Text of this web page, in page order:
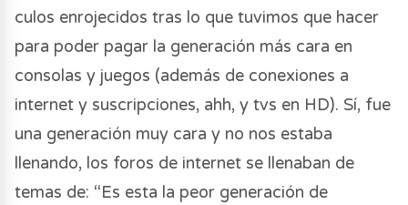
culos enrojecidos tras lo que tuvimos que hacer
para poder pagar la generación más cara en
consolas y juegos (además de conexiones a
internet y suscripciones, ahh, y tvs en HD). Sí, fue
una generación muy cara y no nos estaba
llenando, los foros de internet se llenaban de
temas de: “Es esta la peor generación de